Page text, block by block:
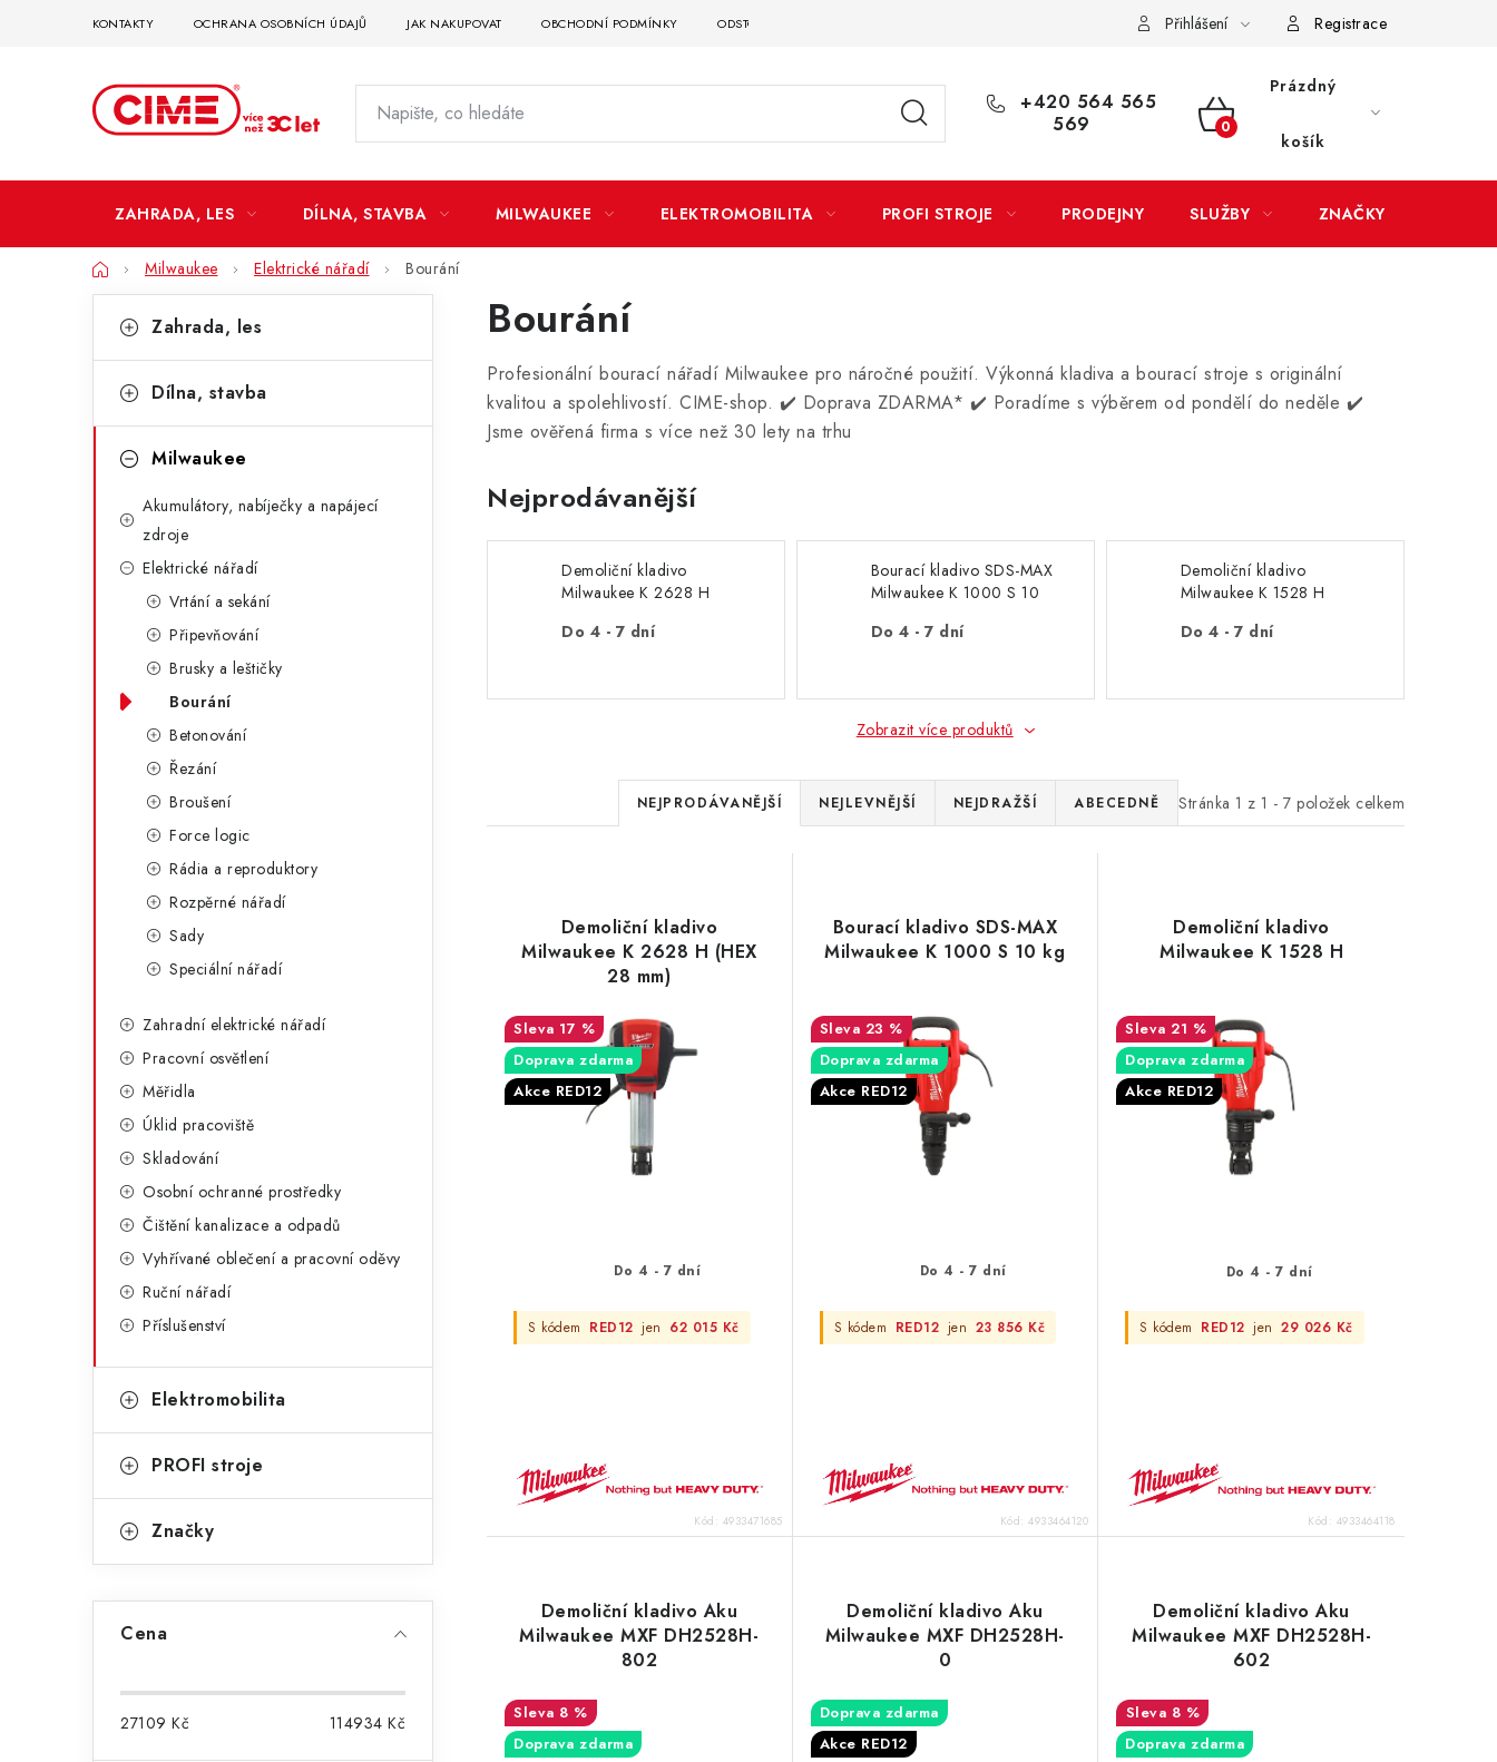
KONTAKTY OCHRANA OSOBNÍCH ÚDAJŮ JAK NAKUPOVAT OBCHODNÍ PODMÍNKY ODSTOUPENÍ OD SMLOUVY EXPEDICE ZBOŽÍ REKLAMACE ZAKOUPENÉHO ZBOŽÍ
Přihlášení Registrace
+420 564 565
569
NÁKUPNÍ
Prázdný
košík
ZAHRADA, LES DÍLNA, STAVBA MILWAUKEE ELEKTROMOBILITA PROFI STROJE PRODEJNY SLUŽBY ZNAČKY
DomůMilwaukee Elektrické nářadí Bourání
o
t
kategorie
a
e
Zahrada, les
Dílna, stavba
Milwaukee
Akumulátory, nabíječky a napájecí
zdroje
Elektrické nářadí
Vrtání a sekání
Připevňování
Brusky a leštičky
Bourání
Betonování
Řezání
Broušení
Force logic
Rádia a reproduktory
Rozpěrné nářadí
Sady
Speciální nářadí
Zahradní elektrické nářadí
Pracovní osvětlení
Měřidla
Úklid pracoviště
Skladování
Osobní ochranné prostředky
Čištění kanalizace a odpadů
Vyhřívané oblečení a pracovní oděvy
Ruční nářadí
Příslušenství
Elektromobilita
PROFI stroje
Značky
Cena
27109 Kč 114934 Kč
Bourání
Profesionální bourací nářadí Milwaukee pro náročné použití. Výkonná kladiva a bourací stroje s originální
kvalitou a spolehlivostí. CIME-shop. ✔️ Doprava ZDARMA* ✔️ Poradíme s výběrem od pondělí do neděle ✔️
Jsme ověřená firma s více než 30 lety na trhu
Nejprodávanější
Demoliční kladivo
Milwaukee K 2628 H
Do 4 - 7 dní
Bourací kladivo SDS-MAX
Milwaukee K 1000 S 10
Do 4 - 7 dní
Demoliční kladivo
Milwaukee K 1528 H
Do 4 - 7 dní
Zobrazit více produktů
Stránka 1 z 1 - 7 položek celkem
Ř
a
e
n
í
p
r
o
d
k
t
ů
NEJPRODÁVANĚJŠÍ NEJLEVNĚJŠÍ NEJDRAŽŠÍ ABECEDNĚ
p
Demoliční kladivo
Milwaukee K 2628 H (HEX
28 mm)
17 %
Doprava zdarma
Akce RED12
Do 4 - 7 dní
S kódem RED12 jen 62 015 Kč
Kód: 4933471685
Bourací kladivo SDS-MAX
Milwaukee K 1000 S 10 kg
23 %
Doprava zdarma
Akce RED12
Do 4 - 7 dní
S kódem RED12 jen 23 856 Kč
Kód:4933464120
Demoliční kladivo
Milwaukee K 1528 H
21 %
Doprava zdarma
Akce RED12
Do 4 - 7 dní
S kódem RED12 jen 29 026 Kč
Kód: 4933464118
Demoliční kladivo Aku
Milwaukee MXF DH2528H-
802
8 %
Doprava zdarma
Demoliční kladivo Aku
Milwaukee MXF DH2528H-
0
Doprava zdarma
Akce RED12
Demoliční kladivo Aku
Milwaukee MXF DH2528H-
602
8 %
Doprava zdarma